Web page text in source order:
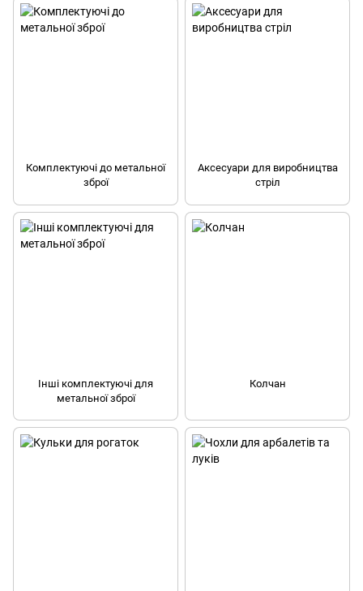
Комплектуючі до метальної
зброї
Аксесуари для виробництва
стріл
Інші комплектуючі для
метальної зброї
Колчан